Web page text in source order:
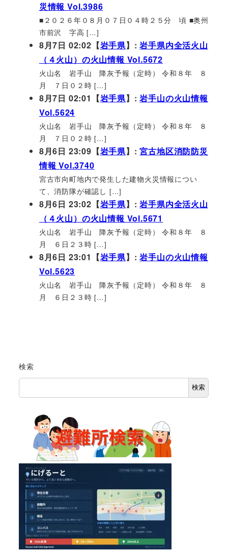
災情報 Vol.3986
■２０２６年０８月０７日０４時２５分 頃 ■奥州
市前沢 字高 […]
8月7日 02:02【岩手県】:岩手県内全活火山
（４火山）の火山情報 Vol.5672
火山名 岩手山 降灰予報（定時） 令和８年 ８
月 ７日０２時 […]
8月7日 02:01【岩手県】:岩手山の火山情報
Vol.5624
火山名 岩手山 降灰予報（定時） 令和８年 ８
月 ７日０２時 […]
8月6日 23:09【岩手県】:宮古地区消防防災
情報 Vol.3740
宮古市向町地内で発生した建物火災情報につい
て、消防隊が確認し […]
8月6日 23:02【岩手県】:岩手県内全活火山
（４火山）の火山情報 Vol.5671
火山名 岩手山 降灰予報（定時） 令和８年 ８
月 ６日２３時 […]
8月6日 23:01【岩手県】:岩手山の火山情報
Vol.5623
火山名 岩手山 降灰予報（定時） 令和８年 ８
月 ６日２３時 […]
検索
検索